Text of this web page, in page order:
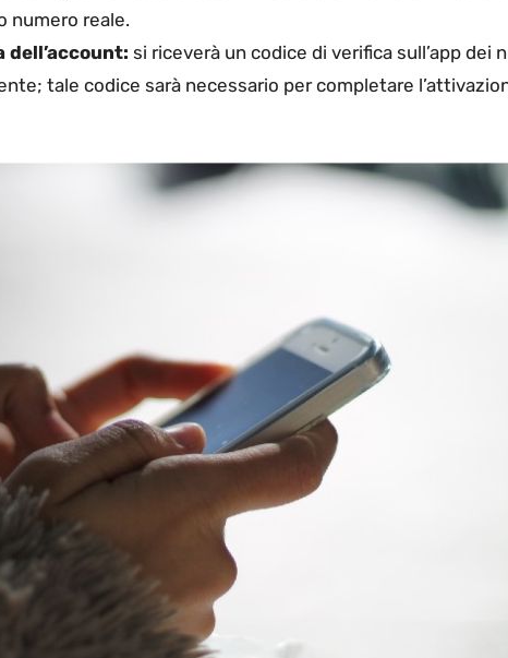
numero reale.
si riceverà un codice di verifica sull’app dei
tale codice sarà necessario per completare